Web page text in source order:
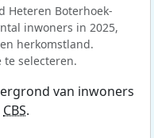
Heteren Boterhoek-
inwoners in 2025,
herkomstland.
selecteren.
van inwoners
CBS.